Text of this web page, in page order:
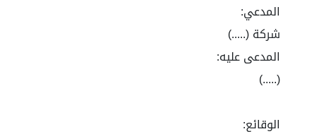
المدعي:
شركة (.....)
المدعى عليه:
(.....)
الوقائع: